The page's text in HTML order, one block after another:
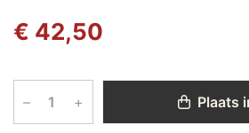
€ 42,50
– + Plaats